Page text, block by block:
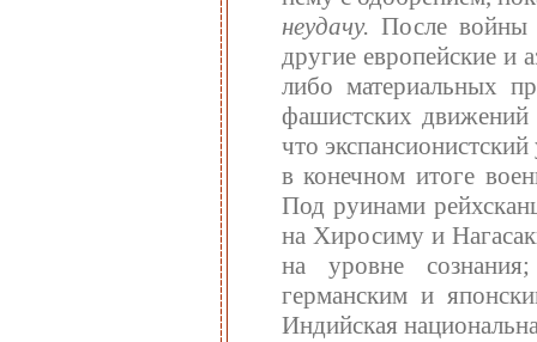
неудачу. После войны
другие европейские и
либо материальных
фашистских
что
в конечном итоге
Под руинами
на Хиросиму и
на уровне
германским и
Индийская